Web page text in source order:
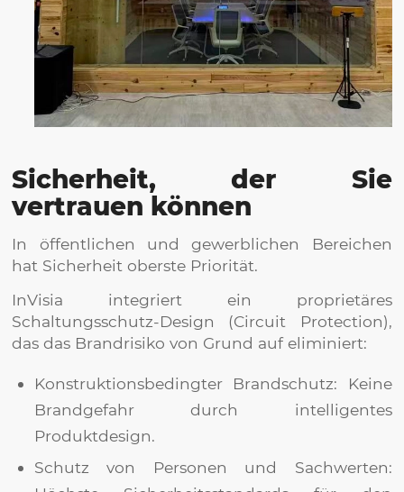
Sicherheit, der Sie
vertrauen können
In öffentlichen und gewerblichen Bereichen
hat Sicherheit oberste Priorität.
InVisia integriert ein proprietäres
Schaltungsschutz-Design (Circuit Protection),
das das Brandrisiko von Grund auf eliminiert:
Konstruktionsbedingter Brandschutz: Keine
Brandgefahr durch intelligentes
Produktdesign.
Schutz von Personen und Sachwerten: